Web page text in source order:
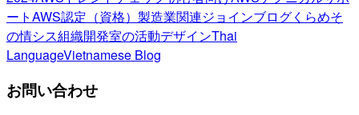
ートAWS認定（資格） 製造業関連ジョインブログくらめそ
の情シス組織開発室の活動デザインThai
LanguageVietnamese Blog
お問い合わせ